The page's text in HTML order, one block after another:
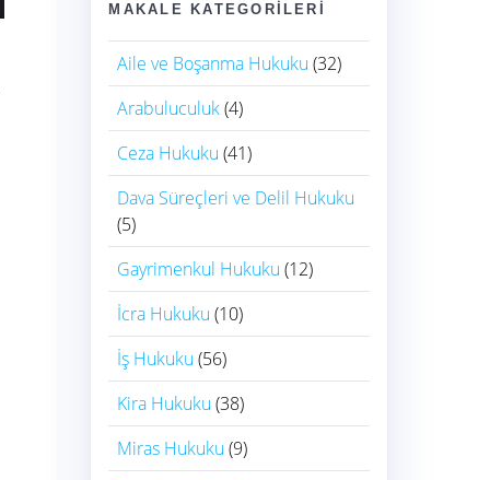
MAKALE KATEGORILERI
Aile ve Boşanma Hukuku (32)
Arabuluculuk(4)
Ceza Hukuku (41)
Dava Süreçleri ve Delil Hukuku
(5)
Gayrimenkul Hukuku (12)
İcra Hukuku (10)
İş Hukuku (56)
Kira Hukuku (38)
Miras Hukuku (9)